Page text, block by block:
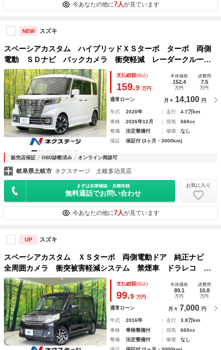
今あなたの他に7人が見ています
NEW スズキ
スペーシアカスタム ハイブリッドＸＳターボ ターボ 両側
電動 ＳＤナビ バックカメラ 衝突軽減 レーダークルー
ズ 禁煙車 合皮シート シートヒーター ドラレコ コーナ
ーセンサー スマートキー ＬＥＤヘッド ＥＴＣ オートラ
イト／エアコン
支払総額(税込)
159.9 万円
本体価格
152.4
万円
諸費用
7.5
万円
通常ローン 月々 14,100 円
年式 2020年 走行
4.7万km
車検
2026年12月 排気
660cc
整備
法定整備付 修復
なし
保証
保証付 (3ヶ月・3000km)
販売店保証 OBD診断済み オンライン商談可
岐阜県土岐市 ネクステージ 土岐多治見店
まずは在庫確認・見積依頼
無料通話でお問い合わせ
お気に入り
今あなたの他に7人が見ています
UP スズキ
スペーシアカスタム ＸＳターボ 両側電動ドア 純正ナビ
全周囲カメラ 衝突被害軽減システム 禁煙車 ドラレコ ス
マートキー ＨＩＤヘッド ＥＴＣ クルコン 純正１５イン
チアルミ オートライト オートエアコン Ｂｌｕｅｔｏｏｔ
ｈ
支払総額(税込)
99.9 万円
本体価格
89.1
万円
諸費用
10.8
万円
通常ローン 月々 7,000 円
年式 2016年 走行
3.8万km
車検
車検整備付 排気
660cc
整備
法定整備付 修復
なし